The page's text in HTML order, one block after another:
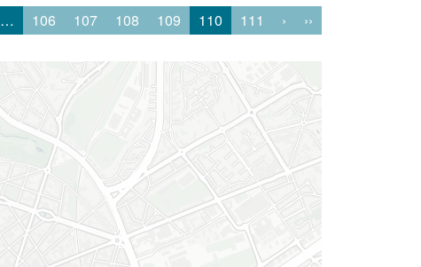
… 106 107 108 109 110 111 › ››